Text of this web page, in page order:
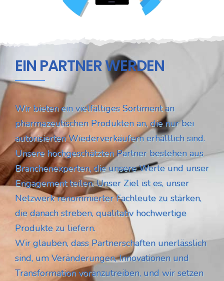
EIN PARTNER WERDEN
Wir bieten ein vielfältiges Sortiment an
pharmazeutischen Produkten an, die nur bei
autorisierten Wiederverkäufern erhältlich sind.
Unsere hochgeschätzten Partner bestehen aus
Branchenexperten, die unsere Werte und unser
Engagement teilen. Unser Ziel ist es, unser
Netzwerk renommierter Fachleute zu stärken,
die danach streben, qualitativ hochwertige
Produkte zu liefern.
Wir glauben, dass Partnerschaften unerlässlich
sind, um Veränderungen, Innovationen und
Transformation voranzutreiben, und wir setzen